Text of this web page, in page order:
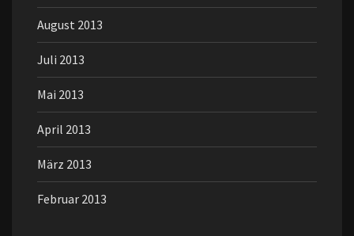
August 2013
Juli 2013
Mai 2013
April 2013
März 2013
Februar 2013